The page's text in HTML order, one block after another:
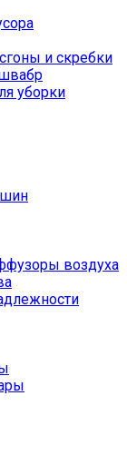
и скребки
уборки
воздуха